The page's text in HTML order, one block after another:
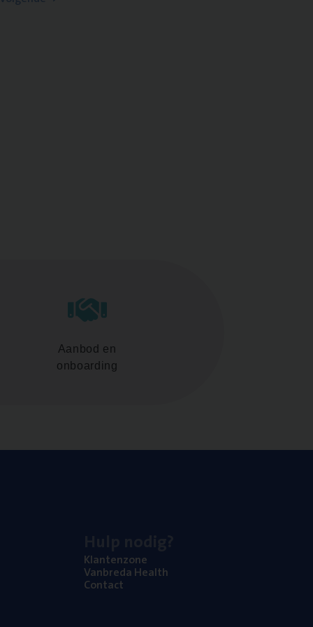
Aanbod en
onboarding
Klan­ten­zo­ne
Van­b­re­da Health
Con­tact